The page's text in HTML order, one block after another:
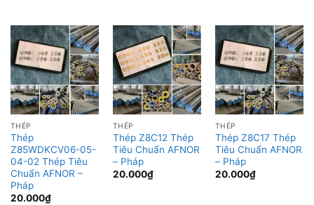
THÉP
Thép
Z85WDKCV06-05-
04-02 Thép Tiêu
Chuẩn AFNOR –
Pháp
20.000₫
THÉP
Thép Z8C12 Thép
Tiêu Chuẩn AFNOR
– Pháp
20.000₫
THÉP
Thép Z8C17 Thép
Tiêu Chuẩn AFNOR
– Pháp
20.000₫